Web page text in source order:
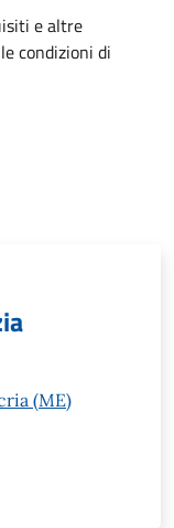
e altre
condizioni di
(ME)